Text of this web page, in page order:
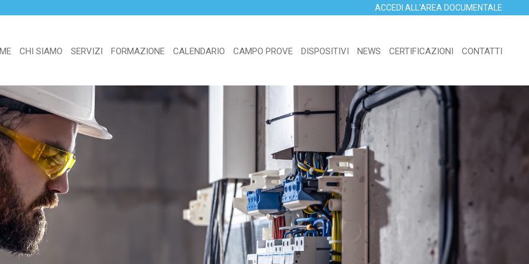
ACCEDI ALL'AREA DOCUMENTALE
CHI SIAMO SERVIZI FORMAZIONE CALENDARIO CAMPO PROVE DISPOSITIVI NEWS CERTIFICAZIONI CONTATTI